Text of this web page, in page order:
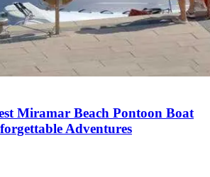
Miramar Beach Pontoon Boat
Adventures